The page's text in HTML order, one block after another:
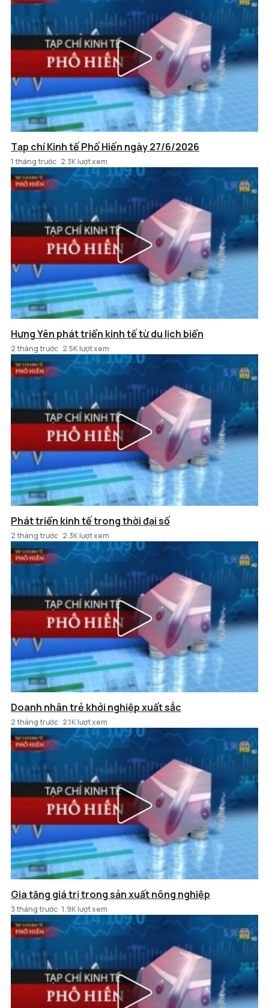
Tạp chí Kinh tế Phố Hiến ngày 27/6/2026
1 tháng trước 2.3K lượt xem
Hưng Yên phát triển kinh tế từ du lịch biển
2 tháng trước 2.5K lượt xem
Phát triển kinh tế trong thời đại số
2 tháng trước 2.3K lượt xem
Doanh nhân trẻ khởi nghiệp xuất sắc
2 tháng trước 2.1K lượt xem
Gia tăng giá trị trong sản xuất nông nghiệp
3 tháng trước 1.9K lượt xem